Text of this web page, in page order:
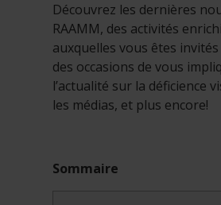
Découvrez les dernières
RAAMM, des activités
auxquelles vous êtes
des occasions de vous
l’actualité sur la déficience
les médias, et plus encore!
Sommaire